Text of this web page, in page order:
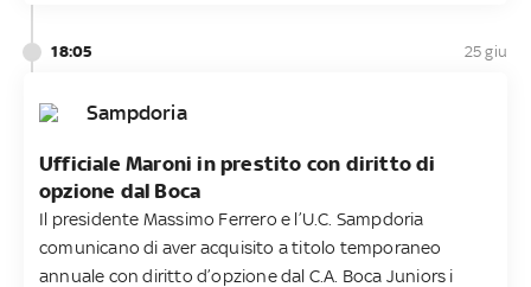
18:05 25 giu
Sampdoria
Ufficiale Maroni in prestito con diritto di
opzione dal Boca
Il presidente Massimo Ferrero e l’U.C. Sampdoria
comunicano di aver acquisito a titolo temporaneo
annuale con diritto d’opzione dal C.A. Boca Juniors i